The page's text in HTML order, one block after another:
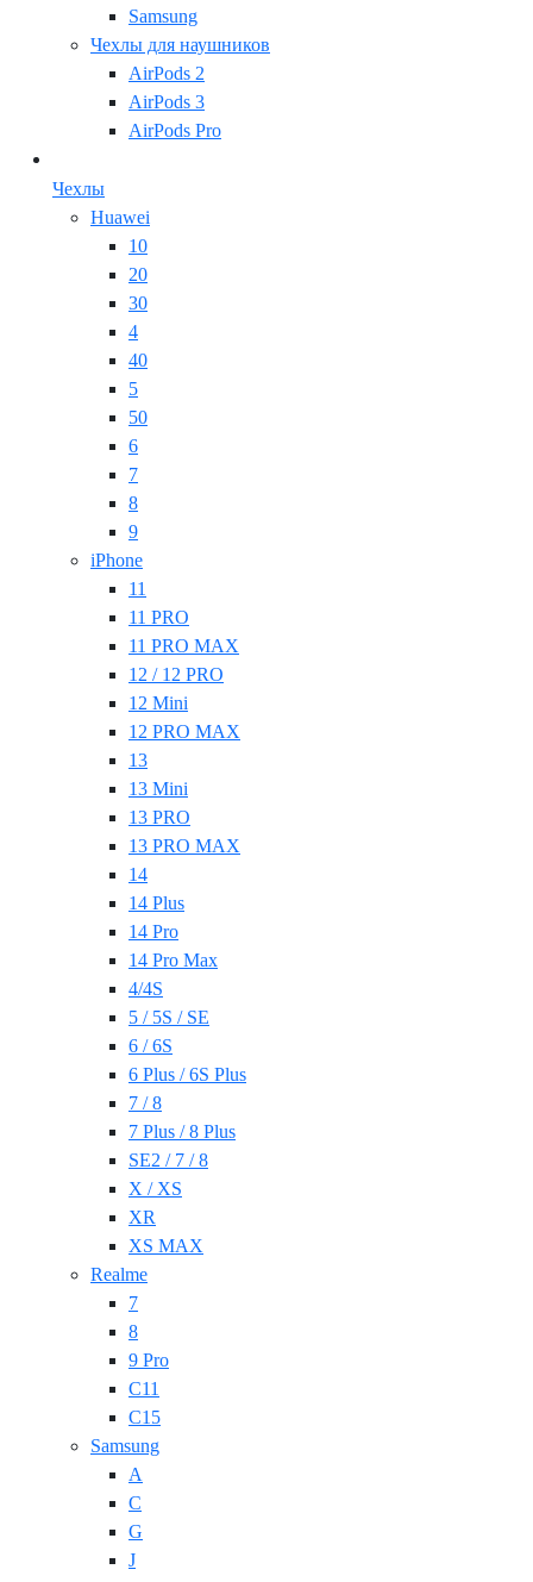
Samsung
Чехлы для наушников
AirPods 2
AirPods 3
AirPods Pro
Чехлы
Huawei
10
20
30
4
40
5
50
6
7
8
9
iPhone
11
11 PRO
11 PRO MAX
12 / 12 PRO
12 Mini
12 PRO MAX
13
13 Mini
13 PRO
13 PRO MAX
14
14 Plus
14 Pro
14 Pro Max
4/4S
5 / 5S / SE
6 / 6S
6 Plus / 6S Plus
7 / 8
7 Plus / 8 Plus
SE2 / 7 / 8
X / XS
XR
XS MAX
Realme
7
8
9 Pro
C11
C15
Samsung
A
C
G
J